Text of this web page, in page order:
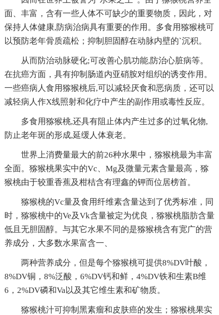
面、丰富，含有一些人体不可缺少的重要物质，因此，对
保持人体健康,防病治病具有重要的作用。多食用猕猴桃可
以预防老年骨质疏松；抑制胆固醇在动脉内壁的`沉积。
从而防治动脉硬化;可改善心肌功能,防治心脏病等。
在抗癌方面，具有抑制肠道内亚硝胺对组织的诱变作用。
一些癌病人食用猕猴桃后,可以减轻厌食和恶病质，还可以
减轻病人作X线照射和化疗中产生的副作用或毒性反应。
多食用猕猴桃,还具有阻止体内产生过多的过氧化物,
防止老年斑的形成,延缓人体衰老。
世界上消费量最大的前26种水果中，猕猴桃最为丰富
全面。猕猴桃果实中的Vc、Mg及微量元素含量最高，猕
猴桃由于较重香蕉及柑桔含有理鑫的钾而位居榜首。
猕猴桃的Vc量及食用纤维素含量达到了优秀标准，同
时，猕猴桃中的Ve及Vk含量被定为优良，猕猴桃脂肪含量
低且无胆固醇。与其它水果不同的是猕猴桃含有宽广的营
养成分，大多数水果富含一、
两种营养成分，但是每个猕猴桃可提供8%DV叶酸，
8%DV铜，8%泛酸，6%DV钙和鲜，4%DV铁和生素B维
6，2%DV磷和Va以及其它维生素和矿物质。
猕猴桃汁可抑制黑素瘤和皮肤癌的发生；猕猴桃果实